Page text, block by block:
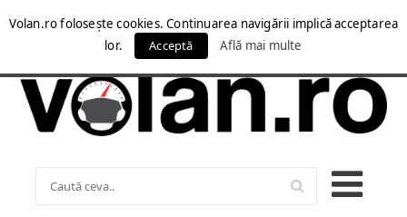
Volan.ro folosește cookies. Continuarea navigării implică acceptarea
lor.
Acceptă Află mai multe